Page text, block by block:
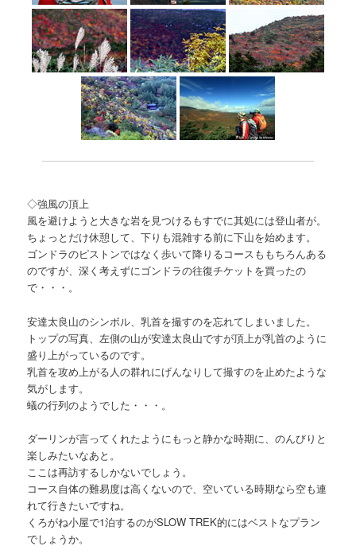
◇強風の頂上
風を避けようと大きな岩を見つけるもすでに其処には登山者が。
ちょっとだけ休憩して、下りも混雑する前に下山を始めます。
ゴンドラのピストンではなく歩いて降りるコースももちろんある
のですが、深く考えずにゴンドラの往復チケットを買ったの
で・・・。
安達太良山のシンボル、乳首を撮すのを忘れてしまいました。
トップの写真、左側の山が安達太良山ですが頂上が乳首のように
盛り上がっているのです。
乳首を攻め上がる人の群れにげんなりして撮すのを止めたような
気がします。
蟻の行列のようでした・・・。
ダーリンが言ってくれたようにもっと静かな時期に、のんびりと
楽しみたいなあと。
ここは再訪するしかないでしょう。
コース自体の難易度は高くないので、空いている時期なら空も連
れて行きたいですね。
くろがね小屋で1泊するのがSLOW TREK的にはベストなプラン
でしょうか。